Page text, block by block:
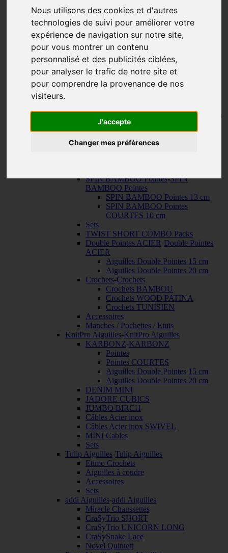
Nous utilisons des cookies et d'autres
technologies de suivi pour améliorer votre
expérience de navigation sur notre site,
pour vous montrer un contenu
personnalisé et des publicités ciblées,
pour analyser le trafic de notre site et
pour comprendre la provenance de nos
visiteurs.
J'accepte
Changer mes préférences
KNIT RED Aiguilles Circulaires Fixes
KNIT RED Aiguilles Circulaires Fixes
23 cm
30 cm
Câbles-Câbles
TWIST SWIV360 SILVER Cables
TWIST RED Câbles
SPIN NYLON Câbles
TWIST X-FLEX BLUE Câbles
QUADS Pointes COURTES 10 cm
FORTÉ Pointes
TWIST Pointes-TWIST Pointes
TWIST Pointes 13 cm
SPIN BAMBOO Pointes-SPIN
BAMBOO Pointes
SPIN BAMBOO Pointes 13 cm
SPIN BAMBOO Pointes
COURTES 10 cm
Sets
TWIST SHORT COMBO Packs
Double Pointes ACIER-Double Pointes
ACIER
Aiguilles Double Pointes 15 cm
Aiguilles Double Pointes 20 cm
Crochets-Crochets
Crochets BAMBOU
Crochets WOOD PATINA
Crochets TUNISIEN
Accessoires
Manches / Pochettes / Etuis
KnitPro Aiguilles-KnitPro Aiguilles
KARBONZ-KARBONZ
Pointes
Pointes COURTES
Aiguilles Double Pointes 15 cm
Aiguilles Double Pointes 20 cm
DENIM MINI
JADORE CUBICS
JUMBO BIRCH
Câbles Acier inox
Câbles Acier inox SWIVEL
MINI Cables
Sets
Tulip Aiguilles-Tulip Aiguilles
Etimo Crochets
Aiguilles à coudre
Accessoires
Sets
addi Aiguilles-addi Aiguilles
Miracle Chaussettes
CraSyTrio SHORT
CraSyTrio UNICORN LONG
CraSySnake Lace
Novel Quintett